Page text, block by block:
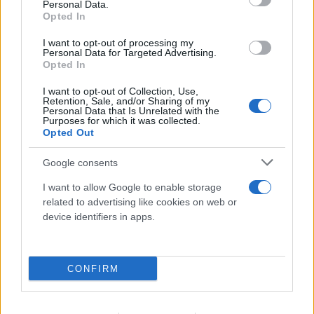
Personal Data.
Opted In
I want to opt-out of processing my
Personal Data for Targeted Advertising.
Opted In
I want to opt-out of Collection, Use,
Retention, Sale, and/or Sharing of my
Personal Data that Is Unrelated with the
Purposes for which it was collected.
Opted Out
Google consents
I want to allow Google to enable storage
related to advertising like cookies on web or
device identifiers in apps.
CONFIRM
πανευρωπαϊκού άξονα Χ. Θα έχει μήκος 78,5
χιλιόμετρα και προβλέπεται να συνδέει την
Εγνατία Οδό με το Συνοριακό σταθμό Νίκης.
Επίσης, μεγάλα έργα που έχουν ευνοηθεί από το
ΣΔΑΜ είναι η επέκταση του Εθνικού Συστήματος
Φυσικού Αερίου (ΕΣΦΑ) προς τη Δυτική Μακεδονία
και η ολοκλήρωση του βόρειου τμήματος του
Κηπουρειό Γρεβενών.
υποδεχόμαστε στην πρωτεύουσα της περιφέρειάς
μας σε μία ιδιαίτερα κρίσιμη περίοδο, αυτή, που
ιστορικά, πλέον, θα χαρακτηρίζεται περίοδο της